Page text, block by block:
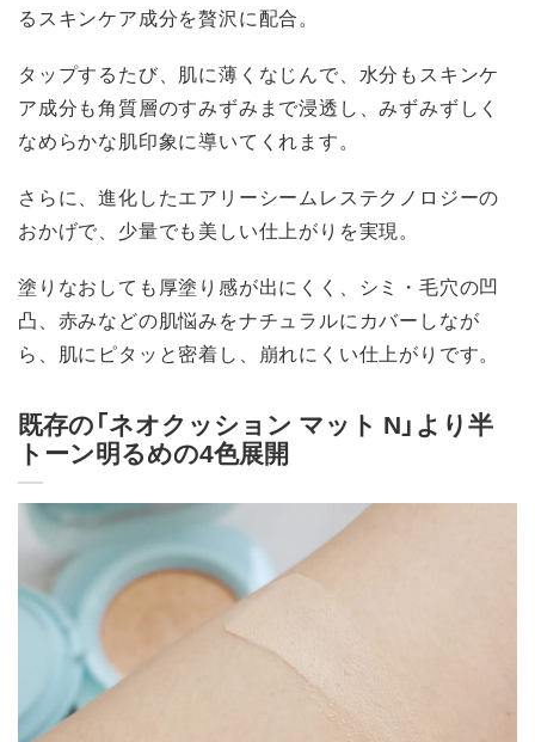
るスキンケア成分を贅沢に配合。
タップするたび、肌に薄くなじんで、水分もスキンケ
ア成分も角質層のすみずみまで浸透し、みずみずしく
なめらかな肌印象に導いてくれます。
さらに、進化したエアリーシームレステクノロジーの
おかげで、少量でも美しい仕上がりを実現。
塗りなおしても厚塗り感が出にくく、シミ・毛穴の凹
凸、赤みなどの肌悩みをナチュラルにカバーしなが
ら、肌にピタッと密着し、崩れにくい仕上がりです。
既存の「ネオクッション マット N」より半
トーン明るめの4色展開